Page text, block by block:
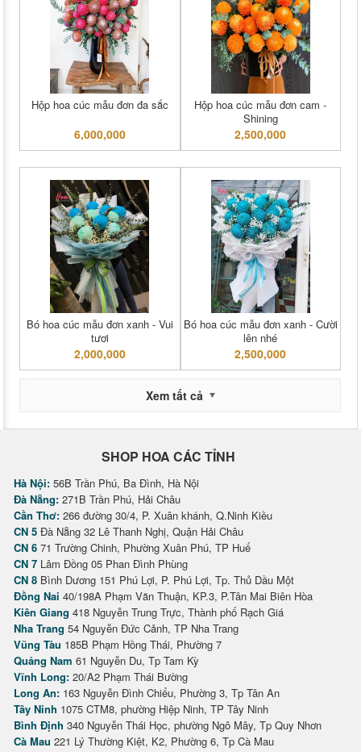
Hộp hoa cúc mẫu đơn đa sắc
6,000,000
Hộp hoa cúc mẫu đơn cam -
Shining
2,500,000
Bó hoa cúc mẫu đơn xanh - Vui
tươi
2,000,000
Bó hoa cúc mẫu đơn xanh - Cười
lên nhé
2,500,000
Xem tất cả
SHOP HOA CÁC TỈNH
Hà Nội: 56B Trần Phú, Ba Đình, Hà Nội
Đà Nẵng: 271B Trần Phú, Hải Châu
Cần Thơ: 266 đường 30/4, P. Xuân khánh, Q.Ninh Kiều
CN 5 Đà Nẵng 32 Lê Thanh Nghị, Quận Hải Châu
CN 6 71 Trường Chinh, Phường Xuân Phú, TP Huế
CN 7 Lâm Đồng 05 Phan Đình Phùng
CN 8 Bình Dương 151 Phú Lợi, P. Phú Lợi, Tp. Thủ Dầu Một
Đồng Nai 40/198A Phạm Văn Thuận, KP.3, P.Tân Mai Biên Hòa
Kiên Giang 418 Nguyễn Trung Trực, Thành phố Rạch Giá
Nha Trang 54 Nguyễn Đức Cảnh, TP Nha Trang
Vũng Tàu 185B Phạm Hồng Thái, Phường 7
Quảng Nam 61 Nguyễn Du, Tp Tam Kỳ
Vĩnh Long: 20/A2 Phạm Thái Bường
Long An: 163 Nguyễn Đình Chiểu, Phường 3, Tp Tân An
Tây Ninh 1075 CTM8, phường Hiệp Ninh, TP Tây Ninh
Bình Định 340 Nguyễn Thái Học, phường Ngô Mây, Tp Quy Nhơn
Cà Mau 221 Lý Thường Kiệt, K2, Phường 6, Tp Cà Mau